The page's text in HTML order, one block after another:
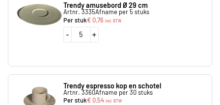
Trendy amusebord Ø 29 cm
Artnr. 3335Afname per 5 stuks
Per stuk€ 0,76 incl. BTW
- +
Trendy espresso kop en schotel
Artnr. 3360Afname per 30 stuks
Per stuk€ 0,54 incl. BTW